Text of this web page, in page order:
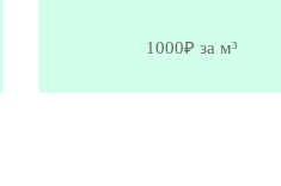
1000₽ за м³